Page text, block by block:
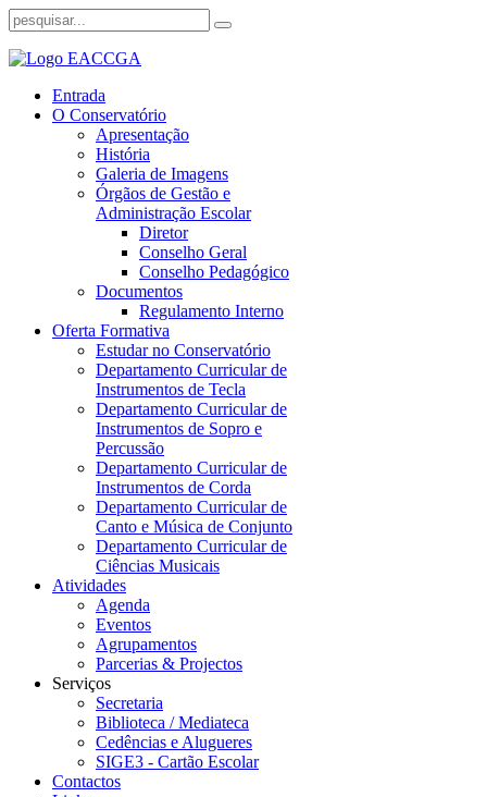
Entrada
O Conservatório
Apresentação
História
Galeria de Imagens
Órgãos de Gestão e
Administração Escolar
Diretor
Conselho Geral
Conselho Pedagógico
Documentos
Regulamento Interno
Oferta Formativa
Estudar no Conservatório
Departamento Curricular de
Instrumentos de Tecla
Departamento Curricular de
Instrumentos de Sopro e
Percussão
Departamento Curricular de
Instrumentos de Corda
Departamento Curricular de
Canto e Música de Conjunto
Departamento Curricular de
Ciências Musicais
Atividades
Agenda
Eventos
Agrupamentos
Parcerias & Projectos
Serviços
Secretaria
Biblioteca / Mediateca
Cedências e Alugueres
SIGE3 - Cartão Escolar
Contactos